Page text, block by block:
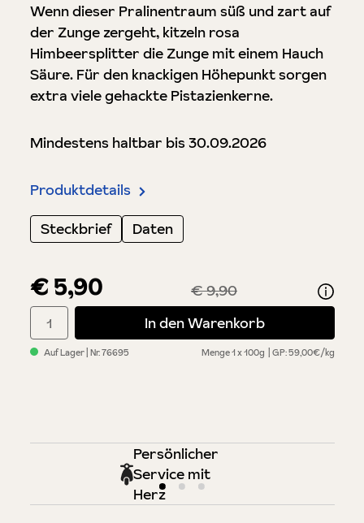
€ 5,90 € 9,90
Wenn dieser Pralinentraum süß und zart auf
der Zunge zergeht, kitzeln rosa
Himbeersplitter die Zunge mit einem Hauch
Säure. Für den knackigen Höhepunkt sorgen
extra viele gehackte Pistazienkerne.
Mindestens haltbar bis 30.09.2026
Produktdetails
Steckbrief
Daten
Auf Lager | Nr.76695 Menge1 x 100g GP: 59,00€/kg
Produkt Anzahl: Gib den gewünschten Wert ein oder benutze
In den Warenkorb
Persönlicher
Service mit
Herz